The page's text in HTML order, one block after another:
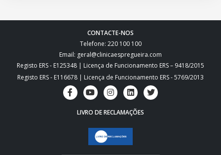
CONTACTE-NOS
Telefone: 220 100 100
Email: geral@clinicaespregueira.com
Registo ERS - E125348 | Licença de Funcionamento ERS – 9418/2015
Registo ERS - E116678 | Licença de Funcionamento ERS - 5769/2013
LIVRO DE RECLAMAÇÕES